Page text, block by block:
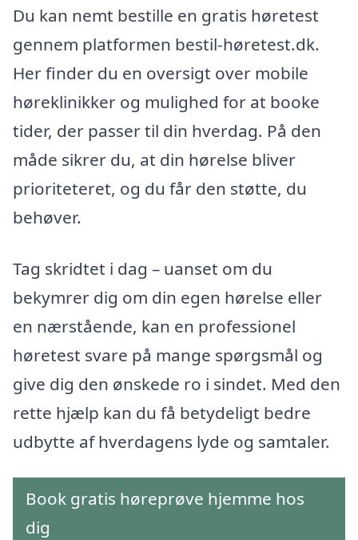
Du kan nemt bestille en gratis høretest
gennem platformen bestil-høretest.dk.
Her finder du en oversigt over mobile
høreklinikker og mulighed for at booke
tider, der passer til din hverdag. På den
måde sikrer du, at din hørelse bliver
prioriteteret, og du får den støtte, du
behøver.
Tag skridtet i dag – uanset om du
bekymrer dig om din egen hørelse eller
en nærstående, kan en professionel
høretest svare på mange spørgsmål og
give dig den ønskede ro i sindet. Med den
rette hjælp kan du få betydeligt bedre
udbytte af hverdagens lyde og samtaler.
Book gratis høreprøve hjemme hos
dig